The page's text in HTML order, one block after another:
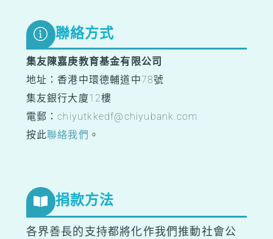
聯絡方式
集友陳嘉庚教育基金有限公司
地址：香港中環德輔道中78號
集友銀行大廈12樓
電郵：chiyutkkedf@chiyubank.com
按此聯絡我們 。
捐款方法
各界善長的支持都將化作我們推動社會公